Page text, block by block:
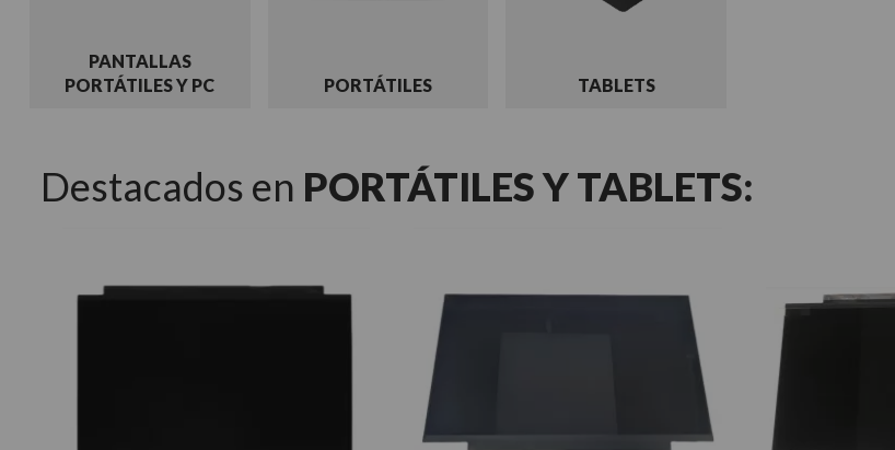
PANTALLAS
PORTÁTILES Y PC
PORTÁTILES TABLETS
Destacados en PORTÁTILES Y TABLETS: